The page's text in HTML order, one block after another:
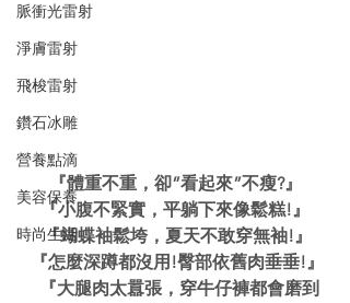
脈衝光雷射
淨膚雷射
飛梭雷射
鑽石冰雕
營養點滴
美容保養
時尚生活
『體重不重，卻”看起來”不瘦?』
『小腹不緊實，平躺下來像鬆糕!』
『蝴蝶袖鬆垮，夏天不敢穿無袖!』
『怎麼深蹲都沒用!臀部依舊肉垂垂!』